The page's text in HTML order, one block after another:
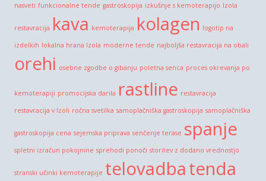
nasveti funkcionalne tende gastroskopija izkušnje s kemoterapijo Izola
restavracija kava kemoterapija kolagen logotip na
izdelkih lokalna hrana Izola moderne tende najboljša restavracija na obali
orehi osebne zgodbe o gibanju poletna senca proces okrevanja po
kemoterapiji promocijska darila rastline restavracija
restavracija v Izoli ročna svetilka samoplačniška gastroskopija samoplačniška
gastroskopija cena sejemska priprava senčenje terase spanje
spletni izračun pokojnine sprehodi ponoči storitev z dodano vrednostjo
stranski učinki kemoterapije telovadbatenda